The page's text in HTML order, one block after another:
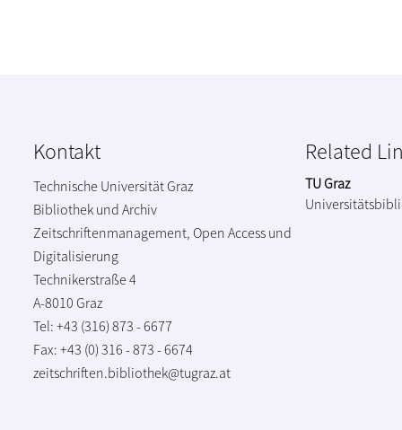
Kontakt
Technische Universität Graz
Bibliothek und Archiv
Zeitschriftenmanagement, Open Access und
Digitalisierung
Technikerstraße 4
A-8010 Graz
Tel: +43 (316) 873 - 6677
Fax: +43 (0) 316 - 873 - 6674
zeitschriften.bibliothek@tugraz.at
Related
TU Graz